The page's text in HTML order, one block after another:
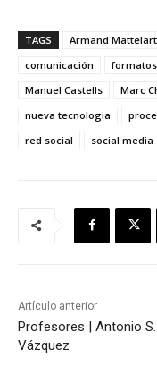
TAGS Armand Mattelart
comunicación
Manuel Castells
Marc
nueva tecnologia
red social
social media
Artículo anterior
Profesores | Antonio S.
Vázquez